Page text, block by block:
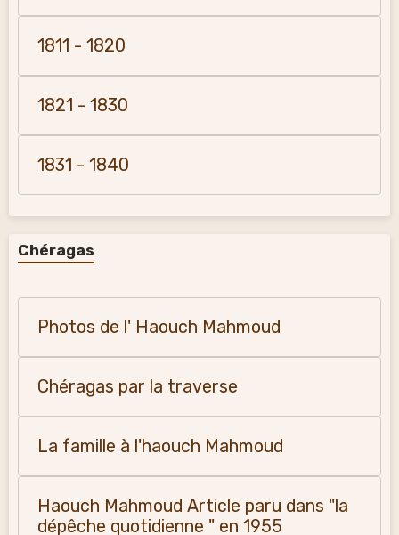
1811 - 1820
1821 - 1830
1831 - 1840
Chéragas
Photos de l' Haouch Mahmoud
Chéragas par la traverse
La famille à l'haouch Mahmoud
Haouch Mahmoud Article paru dans "la
dépêche quotidienne " en 1955